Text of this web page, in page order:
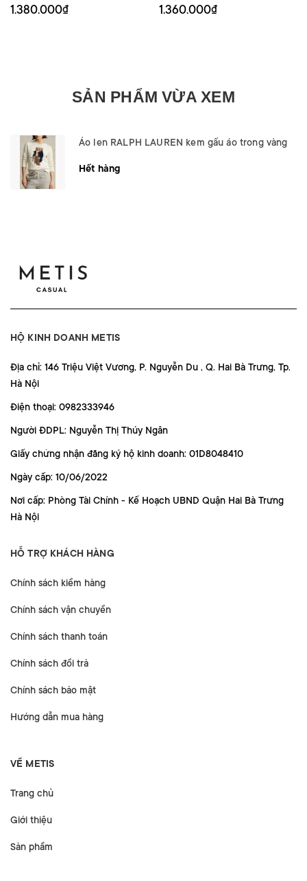
1.380.000₫ 1.360.000₫
SẢN PHẨM VỪA XEM
Áo len RALPH LAUREN kem gấu áo trong vàng
Hết hàng
HỘ KINH DOANH METIS
Địa chỉ: 146 Triệu Việt Vương, P. Nguyễn Du , Q. Hai Bà Trưng, Tp.
Hà Nội
Điện thoại: 0982333946
Người ĐDPL: Nguyễn Thị Thúy Ngân
Giấy chứng nhận đăng ký hộ kinh doanh: 01D8048410
Ngày cấp: 10/06/2022
Nơi cấp: Phòng Tài Chính - Kế Hoạch UBND Quận Hai Bà Trưng
Hà Nội
HỖ TRỢ KHÁCH HÀNG
Chính sách kiểm hàng
Chính sách vận chuyển
Chính sách thanh toán
Chính sách đổi trả
Chính sách bảo mật
Hướng dẫn mua hàng
VỀ METIS
Trang chủ
Giới thiệu
Sản phẩm